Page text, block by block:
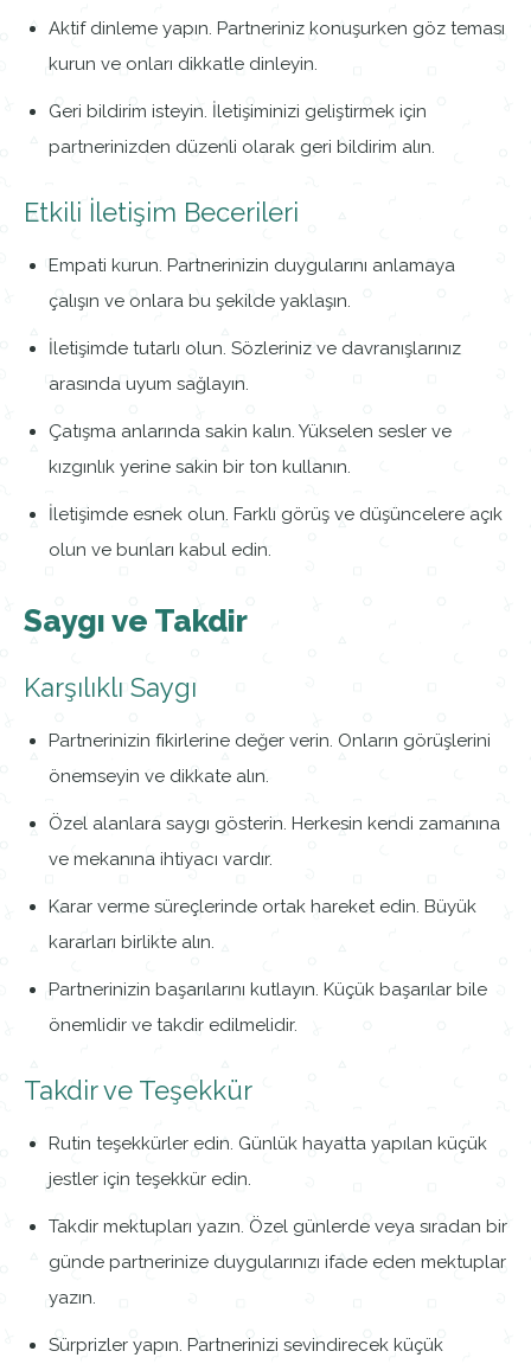
Aktif dinleme yapın. Partneriniz konuşurken göz teması
kurun ve onları dikkatle dinleyin.
Geri bildirim isteyin. İletişiminizi geliştirmek için
partnerinizden düzenli olarak geri bildirim alın.
Etkili İletişim Becerileri
Empati kurun. Partnerinizin duygularını anlamaya
çalışın ve onlara bu şekilde yaklaşın.
İletişimde tutarlı olun. Sözleriniz ve davranışlarınız
arasında uyum sağlayın.
Çatışma anlarında sakin kalın. Yükselen sesler ve
kızgınlık yerine sakin bir ton kullanın.
İletişimde esnek olun. Farklı görüş ve düşüncelere açık
olun ve bunları kabul edin.
Saygı ve Takdir
Karşılıklı Saygı
Partnerinizin fikirlerine değer verin. Onların görüşlerini
önemseyin ve dikkate alın.
Özel alanlara saygı gösterin. Herkesin kendi zamanına
ve mekanına ihtiyacı vardır.
Karar verme süreçlerinde ortak hareket edin. Büyük
kararları birlikte alın.
Partnerinizin başarılarını kutlayın. Küçük başarılar bile
önemlidir ve takdir edilmelidir.
Takdir ve Teşekkür
Rutin teşekkürler edin. Günlük hayatta yapılan küçük
jestler için teşekkür edin.
Takdir mektupları yazın. Özel günlerde veya sıradan bir
günde partnerinize duygularınızı ifade eden mektuplar
yazın.
Sürprizler yapın. Partnerinizi sevindirecek küçük